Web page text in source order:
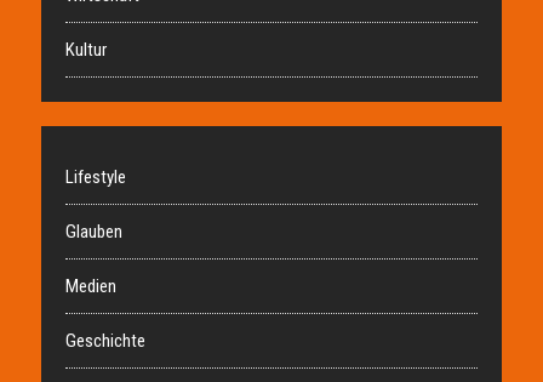
Kultur
Lifestyle
Glauben
Medien
Geschichte